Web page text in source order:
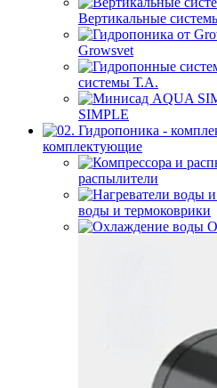
Вертикальные
Growsvet
системы Т.A.
SIMPLE
комплектующие
распылители
воды и термоковрики